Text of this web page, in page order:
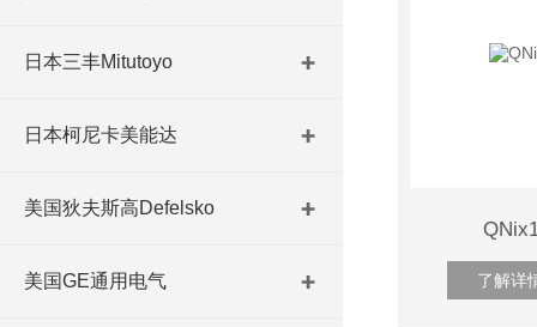
日本三丰Mitutoyo
日本柯尼卡美能达
美国狄夫斯高Defelsko
美国GE通用电气 了解详